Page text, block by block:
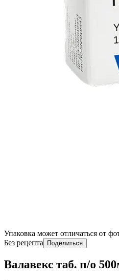
Упаковка может отличаться от
Без рецепта
Поделиться
Валавекс таб. п/о